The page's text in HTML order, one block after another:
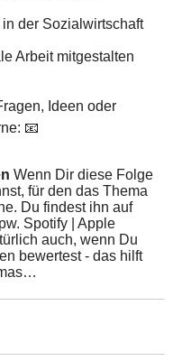
der Sozialwirtschaft
Arbeit mitgestalten
Ideen oder
📧
Wenn Dir diese Folge
für den das Thema
Du findest ihn auf
Spotify | Apple
auch, wenn Du
bewertest - das hilft